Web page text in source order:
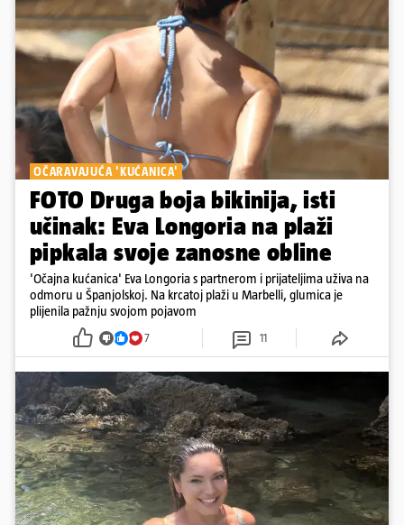
OČARAVAJUĆA 'KUĆANICA'
FOTO Druga boja bikinija, isti
učinak: Eva Longoria na plaži
pipkala svoje zanosne obline
'Očajna kućanica' Eva Longoria s partnerom i prijateljima uživa na
odmoru u Španjolskoj. Na krcatoj plaži u Marbelli, glumica je
plijenila pažnju svojom pojavom
7 11